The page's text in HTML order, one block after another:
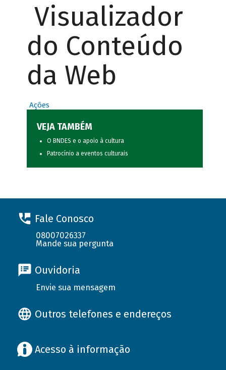
Visualizador
do Conteúdo
da Web
Ações
VEJA TAMBÉM
O BNDES e o apoio à cultura
Patrocínio a eventos culturais
Fale Conosco
08007026337
Mande sua pergunta
Ouvidoria
Envie sua mensagem
Outros telefones e endereços
Acesso à informação